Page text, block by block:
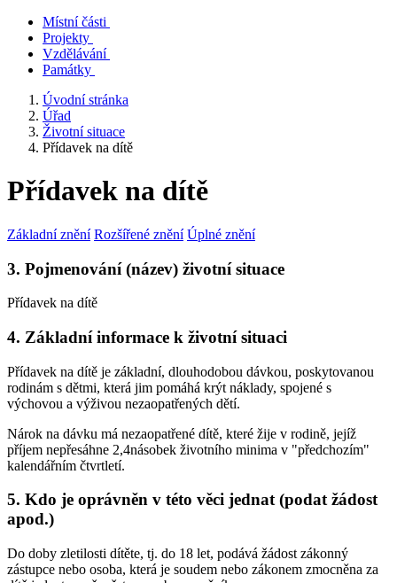
Místní části
Projekty
Vzdělávání
Památky
Úvodní stránka
Úřad
Životní situace
Přídavek na dítě
Přídavek na dítě
Základní znění Rozšířené znění Úplné znění
3. Pojmenování (název) životní situace
Přídavek na dítě
4. Základní informace k životní situaci
Přídavek na dítě je základní, dlouhodobou dávkou, poskytovanou
rodinám s dětmi, která jim pomáhá krýt náklady, spojené s
výchovou a výživou nezaopatřených dětí.
Nárok na dávku má nezaopatřené dítě, které žije v rodině, jejíž
příjem nepřesáhne 2,4násobek životního minima v "předchozím"
kalendářním čtvrtletí.
5. Kdo je oprávněn v této věci jednat (podat žádost
apod.)
Do doby zletilosti dítěte, tj. do 18 let, podává žádost zákonný
zástupce nebo osoba, která je soudem nebo zákonem zmocněna za